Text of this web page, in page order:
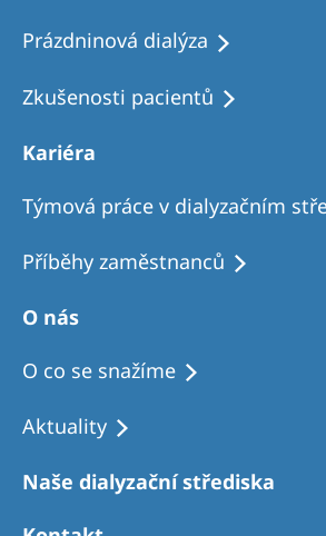
Prázdninová dialýza
Zkušenosti pacientů
Kariéra
Týmová práce v dialyzačním
Příběhy zaměstnanců
O nás
O co se snažíme
Aktuality
Naše dialyzační střediska